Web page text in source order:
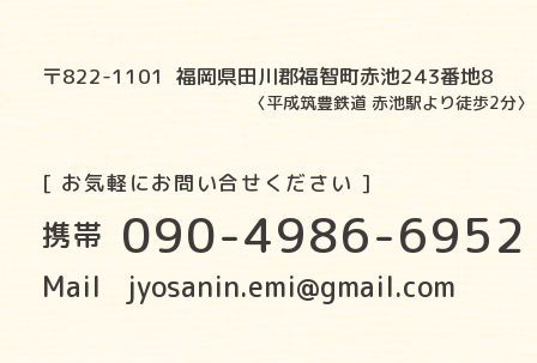
〒822-1101 福岡県田川郡福智町赤池243番地8
〈平成筑豊鉄道 赤池駅より徒歩2分〉
[ お気軽にお問い合せください ]
携帯 090-4986-6952
Mail jyosanin.emi@gmail.com